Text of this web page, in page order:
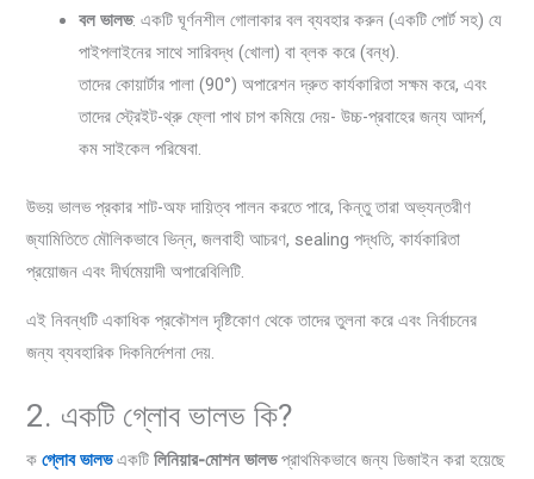
বল ভালভ: একটি ঘূর্ণনশীল গোলাকার বল ব্যবহার করুন (একটি পোর্ট সহ) যে
পাইপলাইনের সাথে সারিবদ্ধ (খোলা) বা ব্লক করে (বন্ধ).
তাদের কোয়ার্টার পালা (90°) অপারেশন দ্রুত কার্যকারিতা সক্ষম করে, এবং
তাদের স্ট্রেইট-থ্রু ফ্লো পাথ চাপ কমিয়ে দেয়- উচ্চ-প্রবাহের জন্য আদর্শ,
কম সাইকেল পরিষেবা.
উভয় ভালভ প্রকার শাট-অফ দায়িত্ব পালন করতে পারে, কিন্তু তারা অভ্যন্তরীণ
জ্যামিতিতে মৌলিকভাবে ভিন্ন, জলবাহী আচরণ, sealing পদ্ধতি, কার্যকারিতা
প্রয়োজন এবং দীর্ঘমেয়াদী অপারেবিলিটি.
এই নিবন্ধটি একাধিক প্রকৌশল দৃষ্টিকোণ থেকে তাদের তুলনা করে এবং নির্বাচনের
জন্য ব্যবহারিক দিকনির্দেশনা দেয়.
2. একটি গ্লোব ভালভ কি?
কগ্লোব ভালভএকটিলিনিয়ার-মোশন ভালভপ্রাথমিকভাবে জন্য ডিজাইন করা হয়েছে